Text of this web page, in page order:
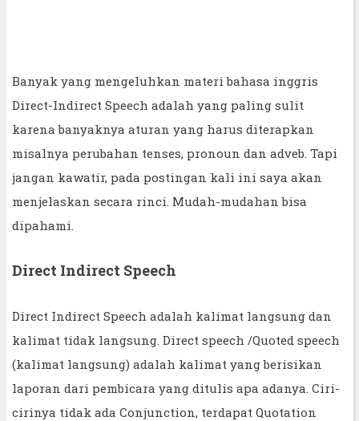
Banyak yang mengeluhkan materi bahasa inggris
Direct-Indirect Speech adalah yang paling sulit
karena banyaknya aturan yang harus diterapkan
misalnya perubahan tenses, pronoun dan adveb. Tapi
jangan kawatir, pada postingan kali ini saya akan
menjelaskan secara rinci. Mudah-mudahan bisa
dipahami.
Direct Indirect Speech
Direct Indirect Speech adalah kalimat langsung dan
kalimat tidak langsung. Direct speech /Quoted speech
(kalimat langsung) adalah kalimat yang berisikan
laporan dari pembicara yang ditulis apa adanya. Ciri-
cirinya tidak ada Conjunction, terdapat Quotation